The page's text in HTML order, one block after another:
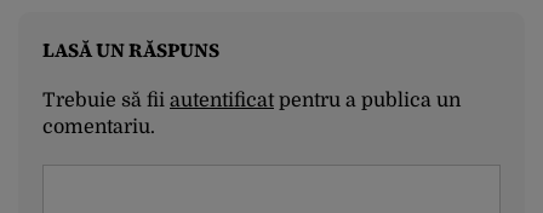
LASĂ UN RĂSPUNS
Trebuie să fii autentificatpentru a publica un
comentariu.